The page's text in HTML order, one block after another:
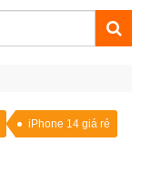
iPhone 14 giá rẻ